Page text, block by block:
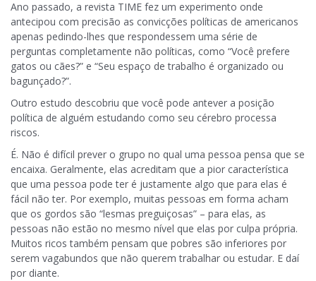
Ano passado, a revista TIME fez um experimento onde
antecipou com precisão as convicções políticas de americanos
apenas pedindo-lhes que respondessem uma série de
perguntas completamente não políticas, como “Você prefere
gatos ou cães?” e “Seu espaço de trabalho é organizado ou
bagunçado?”.
Outro estudo descobriu que você pode antever a posição
política de alguém estudando como seu cérebro processa
riscos.
É. Não é difícil prever o grupo no qual uma pessoa pensa que se
encaixa. Geralmente, elas acreditam que a pior característica
que uma pessoa pode ter é justamente algo que para elas é
fácil não ter. Por exemplo, muitas pessoas em forma acham
que os gordos são “lesmas preguiçosas” – para elas, as
pessoas não estão no mesmo nível que elas por culpa própria.
Muitos ricos também pensam que pobres são inferiores por
serem vagabundos que não querem trabalhar ou estudar. E daí
por diante.